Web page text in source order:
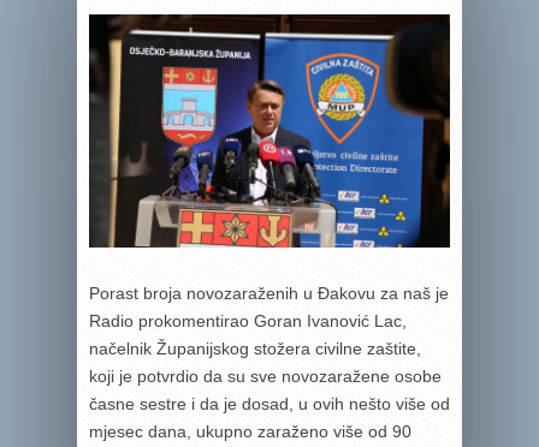
Porast broja novozaraženih u Đakovu za naš je
Radio prokomentirao Goran Ivanović Lac,
načelnik Županijskog stožera civilne zaštite,
koji je potvrdio da su sve novozaražene osobe
časne sestre i da je dosad, u ovih nešto više od
mjesec dana, ukupno zaraženo više od 90